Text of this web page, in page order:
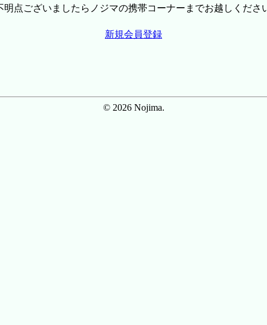
点ございましたらノジマの携帯コーナーまでお越しくださ
新規会員登録
© 2026 Nojima.